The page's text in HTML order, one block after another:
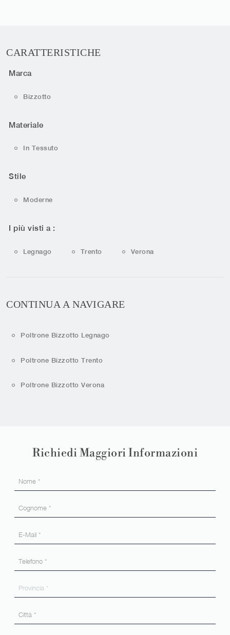
CARATTERISTICHE
Marca
Bizzotto
Materiale
In Tessuto
Stile
Moderne
I più visti a :
Legnago Trento Verona
CONTINUA A NAVIGARE
Poltrone Bizzotto Legnago
Poltrone Bizzotto Trento
Poltrone Bizzotto Verona
Richiedi Maggiori Informazioni